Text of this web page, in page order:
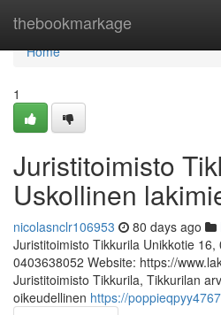
thebookmarkage
Home
Home
1
Juristitoimisto
Uskollinen
nicolasnclr106953 80 days ago
Juristitoimisto Tikkurila Unikkotie 16,
0403638052 Website: https://
Juristitoimisto Tikkurila, Tikkurilan
oikeudellinen https://